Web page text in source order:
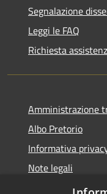
Segnalazione
Leggi le FAQ
Richiesta
Amministrazione
Albo Pretorio
Informativa
Note legali
Dichiarazione di